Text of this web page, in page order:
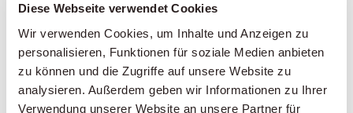
Diese Webseite verwendet Cookies
Wir verwenden Cookies, um Inhalte und Anzeigen zu
personalisieren, Funktionen für soziale Medien anbieten
zu können und die Zugriffe auf unsere Website zu
analysieren. Außerdem geben wir Informationen zu Ihrer
Verwendung unserer Website an unsere Partner für
Spaziergänge, Kulturveranstaltungen – immer an
Ihrer Seite
Einkaufen und Mahlzeiten zubereiten: Frische,
gesunde Ernährung nach Ihrem Geschmack
Grundpflege:
Unterstützung bei der